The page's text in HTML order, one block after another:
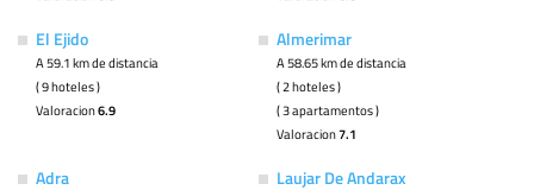
El Ejido
A 59.1 km de distancia
( 9 hoteles )
Valoracion6.9
Almerimar
A 58.65 km de distancia
( 2 hoteles )
( 3 apartamentos )
Valoracion7.1
Adra Laujar De Andarax